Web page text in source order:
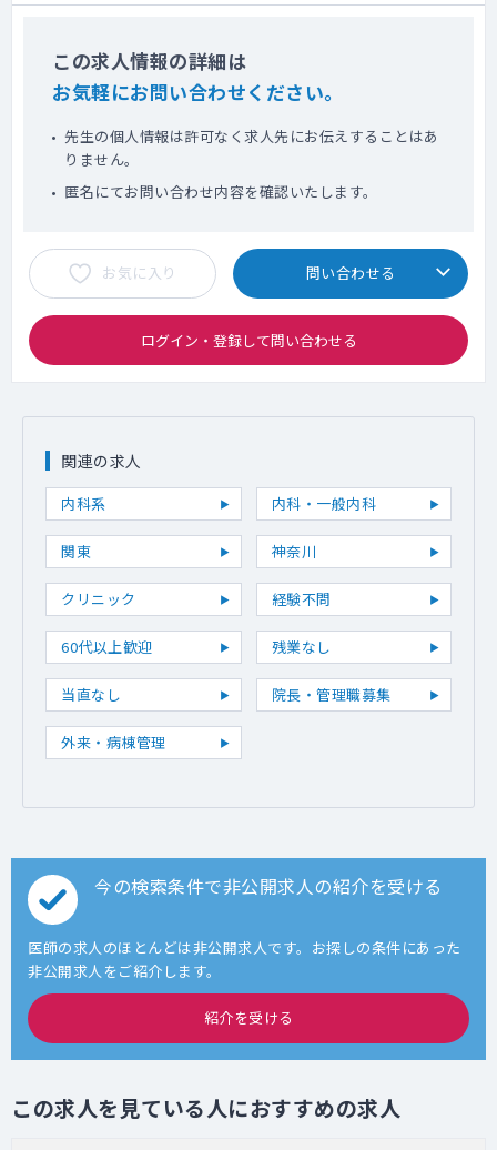
この求人情報の詳細は
お気軽にお問い合わせください。
先生の個人情報は許可なく求人先にお伝えすることはあ
りません。
匿名にてお問い合わせ内容を確認いたします。
お気に入り 問い合わせる
ログイン・登録して問い合わせる
関連の求人
内科系 内科・一般内科
関東 神奈川
クリニック 経験不問
60代以上歓迎 残業なし
当直なし 院長・管理職募集
外来・病棟管理
今の検索条件で非公開求人の紹介を受ける
医師の求人のほとんどは非公開求人です。お探しの条件にあった
非公開求人をご紹介します。
紹介を受ける
この求人を見ている人におすすめの求人